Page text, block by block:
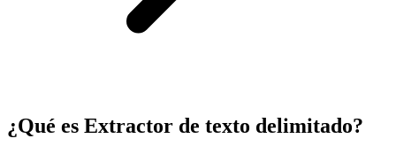
¿Qué es Extractor de texto delimitado?